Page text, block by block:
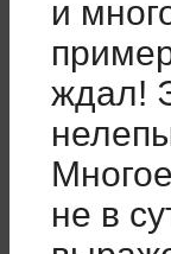
и
ждал!
не в